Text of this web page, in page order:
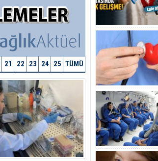
21 22 23 24 25 TÜMÜ